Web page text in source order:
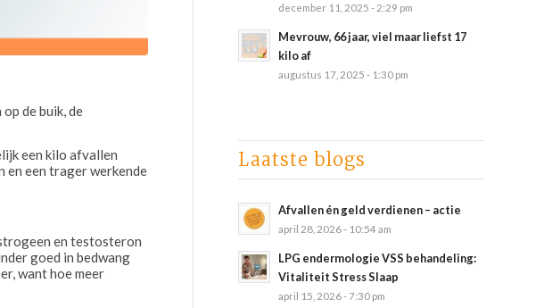
de buik, de
een kilo afvallen
en een trager werkende
en testosteron
goed in bedwang
want hoe meer
december 11, 2025 - 2:29 pm
Mevrouw, 66 jaar, viel maar liefst 17
kilo af
augustus 17, 2025 - 1:30 pm
Laatste blogs
Afvallen én geld verdienen – actie
april 28, 2026 - 10:54 am
LPG endermologie VSS behandeling:
Vitaliteit Stress Slaap
april 15, 2026 - 7:30 pm